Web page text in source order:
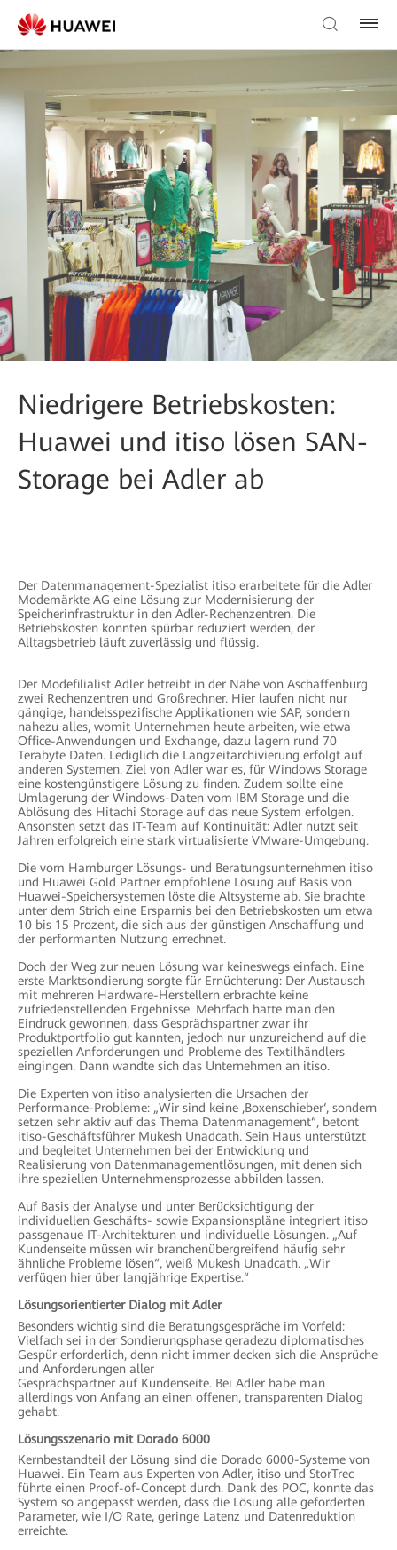
Niedrigere Betriebskosten:
Huawei und itiso lösen SAN-
Storage bei Adler ab
Der Datenmanagement-Spezialist itiso erarbeitete für die Adler
Modemärkte AG eine Lösung zur Modernisierung der
Speicherinfrastruktur in den Adler-Rechenzentren. Die
Betriebskosten konnten spürbar reduziert werden, der
Alltagsbetrieb läuft zuverlässig und flüssig.
Der Modefilialist Adler betreibt in der Nähe von Aschaffenburg
zwei Rechenzentren und Großrechner. Hier laufen nicht nur
gängige, handelsspezifische Applikationen wie SAP, sondern
nahezu alles, womit Unternehmen heute arbeiten, wie etwa
Office-Anwendungen und Exchange, dazu lagern rund 70
Terabyte Daten. Lediglich die Langzeitarchivierung erfolgt auf
anderen Systemen. Ziel von Adler war es, für Windows Storage
eine kostengünstigere Lösung zu finden. Zudem sollte eine
Umlagerung der Windows-Daten vom IBM Storage und die
Ablösung des Hitachi Storage auf das neue System erfolgen.
Ansonsten setzt das IT-Team auf Kontinuität: Adler nutzt seit
Jahren erfolgreich eine stark virtualisierte VMware-Umgebung.
Die vom Hamburger Lösungs- und Beratungsunternehmen itiso
und Huawei Gold Partner empfohlene Lösung auf Basis von
Huawei-Speichersystemen löste die Altsysteme ab. Sie brachte
unter dem Strich eine Ersparnis bei den Betriebskosten um etwa
10 bis 15 Prozent, die sich aus der günstigen Anschaffung und
der performanten Nutzung errechnet.
Doch der Weg zur neuen Lösung war keineswegs einfach. Eine
erste Marktsondierung sorgte für Ernüchterung: Der Austausch
mit mehreren Hardware-Herstellern erbrachte keine
zufriedenstellenden Ergebnisse. Mehrfach hatte man den
Eindruck gewonnen, dass Gesprächspartner zwar ihr
Produktportfolio gut kannten, jedoch nur unzureichend auf die
speziellen Anforderungen und Probleme des Textilhändlers
eingingen. Dann wandte sich das Unternehmen an itiso.
Die Experten von itiso analysierten die Ursachen der
Performance-Probleme: „Wir sind keine ‚Boxenschieber‘, sondern
setzen sehr aktiv auf das Thema Datenmanagement“, betont
itiso-Geschäftsführer Mukesh Unadcath. Sein Haus unterstützt
und begleitet Unternehmen bei der Entwicklung und
Realisierung von Datenmanagementlösungen, mit denen sich
ihre speziellen Unternehmensprozesse abbilden lassen.
Auf Basis der Analyse und unter Berücksichtigung der
individuellen Geschäfts- sowie Expansionspläne integriert itiso
passgenaue IT-Architekturen und individuelle Lösungen. „Auf
Kundenseite müssen wir branchenübergreifend häufig sehr
ähnliche Probleme lösen“, weiß Mukesh Unadcath. „Wir
verfügen hier über langjährige Expertise.“
Lösungsorientierter Dialog mit Adler
Besonders wichtig sind die Beratungsgespräche im Vorfeld:
Vielfach sei in der Sondierungsphase geradezu diplomatisches
Gespür erforderlich, denn nicht immer decken sich die Ansprüche
und Anforderungen aller
Gesprächspartner auf Kundenseite. Bei Adler habe man
allerdings von Anfang an einen offenen, transparenten Dialog
gehabt.
Lösungsszenario mit Dorado 6000
Kernbestandteil der Lösung sind die Dorado 6000-Systeme von
Huawei. Ein Team aus Experten von Adler, itiso und StorTrec
führte einen Proof-of-Concept durch. Dank des POC, konnte das
System so angepasst werden, dass die Lösung alle geforderten
Parameter, wie I/O Rate, geringe Latenz und Datenreduktion
erreichte.